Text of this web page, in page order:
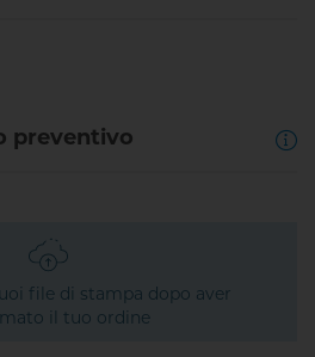
preventivo
file di stampa dopo aver
il tuo ordine